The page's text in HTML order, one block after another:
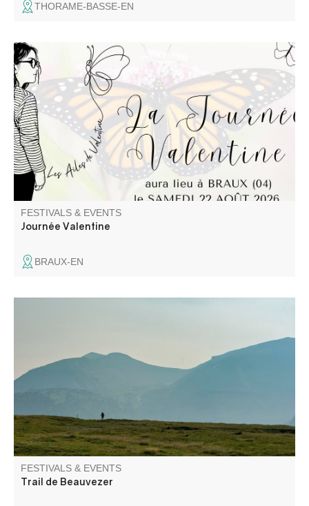
THORAME-BASSE-EN
La Journée Valentine est une journée festive et solidaire
pour les enfants papillon ! Venez nombreux pour une
journée dédiée à Valentine, petite puce atteinte
d’épidermolyse bulleuse.
FESTIVALS & EVENTS
Journée Valentine
BRAUX-EN
Southern Alps and Mercantour!
FESTIVALS & EVENTS
Trail de Beauvezer